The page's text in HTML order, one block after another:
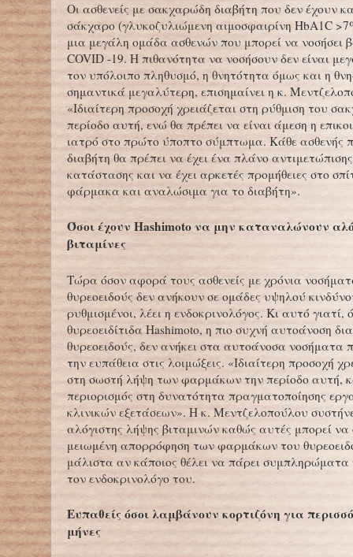
Οι ασθενείς με σακχαρώδη διαβήτη που δεν έχουν
σάκχαρο (γλυκοζυλιώμενη αιμοσφαιρίνη HbA1C
μια μεγάλη ομάδα ασθενών που μπορεί να νοσήσει
COVID -19. Η πιθανότητα να νοσήσουν δεν είναι
τον υπόλοιπο πληθυσμό, η θνητότητα όμως και η
σημαντικά μεγαλύτερη, επισημαίνει η κ.
«Ιδιαίτερη προσοχή χρειάζεται στη ρύθμιση του
περίοδο αυτή, ενώ θα πρέπει να είναι άμεση η
ιατρό στο πρώτο ύποπτο σύμπτωμα. Κάθε ασθενής
διαβήτη θα πρέπει να έχει ένα πλάνο
κατάστασης και να έχει αρκετές προμήθειες στο
φάρμακα και αναλώσιμα για το διαβήτη».
Όσοι έχουν Hashimoto να μην καταναλώνουν
βιταμίνες
Τώρα όσον αφορά τους ασθενείς με χρόνια
θυρεοειδούς δεν ανήκουν σε ομάδες υψηλού
ρυθμισμένοι, λέει η ενδοκρινολόγος. Κι αυτό
θυρεοειδίτιδα Hashimoto, η πιο συχνή αυτοάνοση
θυρεοειδούς, δεν ανήκει στα αυτοάνοσα νοσήματα
την ευπάθεια στις λοιμώξεις. «Ιδιαίτερη προσοχή
στη σωστή λήψη των φαρμάκων την περίοδο αυτή,
περιορισμός στη δυνατότητα πραγματοποίησης
κλινικών εξετάσεων». Η κ. Μεντζελοπούλου
αλόγιστης λήψης βιταμινών καθώς αυτές μπορεί να
μειωμένη απορρόφηση των φαρμάκων του
μάλιστα αν κάποιος θέλει να πάρει συμπληρώματα
τον ενδοκρινολόγο του.
Ευπαθείς όσοι λαμβάνουν κορτιζόνη για
μήνες